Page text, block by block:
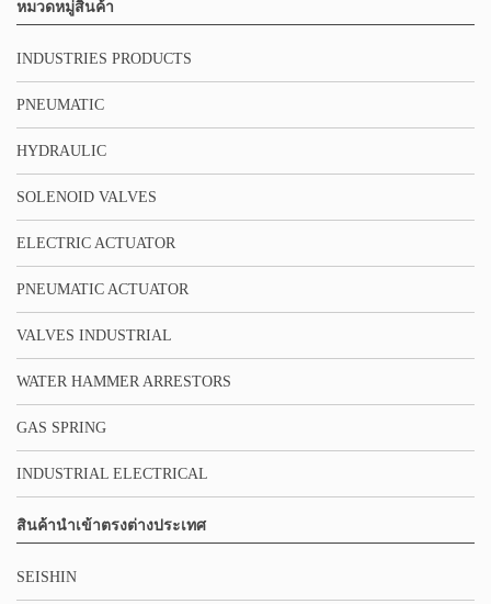
หมวดหมู่สินค้า
INDUSTRIES PRODUCTS
PNEUMATIC
HYDRAULIC
SOLENOID VALVES
ELECTRIC ACTUATOR
PNEUMATIC ACTUATOR
VALVES INDUSTRIAL
WATER HAMMER ARRESTORS
GAS SPRING
INDUSTRIAL ELECTRICAL
สินค้านำเข้าตรงต่างประเทศ
SEISHIN